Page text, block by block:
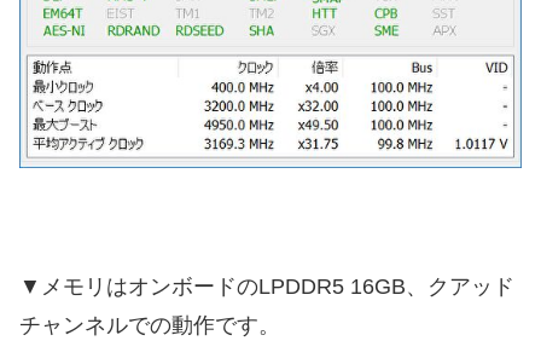
▼メモリはオンボードのLPDDR5 16GB、クアッド
チャンネルでの動作です。